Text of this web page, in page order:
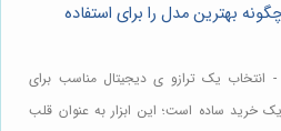
بهترین مدل را برای استفاده
- انتخاب یک ترازو ی دیجیتال مناسب برای
خرید ساده است؛ این ابزار به عنوان قلب